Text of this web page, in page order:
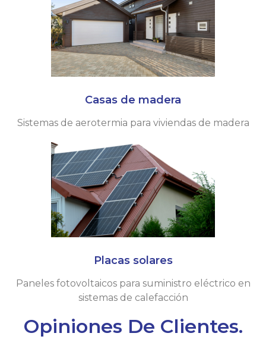
Casas de madera
Sistemas de aerotermia para viviendas de madera
Placas solares
Paneles fotovoltaicos para suministro eléctrico en
sistemas de calefacción
Opiniones De Clientes.